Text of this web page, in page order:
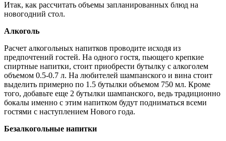
Итак, как рассчитать объемы запланированных блюд на
новогодний стол.
Алкоголь
Расчет алкогольных напитков проводите исходя из
предпочтений гостей. На одного гостя, пьющего крепкие
спиртные напитки, стоит приобрести бутылку с алкоголем
объемом 0.5-0.7 л. На любителей шампанского и вина стоит
выделить примерно по 1.5 бутылки объемом 750 мл. Кроме
того, добавьте еще 2 бутылки шампанского, ведь традиционно
бокалы именно с этим напитком будут подниматься всеми
гостями с наступлением Нового года.
Безалкогольные напитки